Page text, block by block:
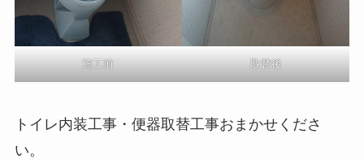
施工前 取替後
トイレ内装工事・便器取替工事おまかせくださ
い。